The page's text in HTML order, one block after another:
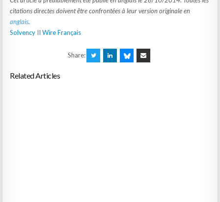
citations directes doivent être confrontées à leur version originale en
anglais.
Solvency II Wire Français
Share:
Related Articles